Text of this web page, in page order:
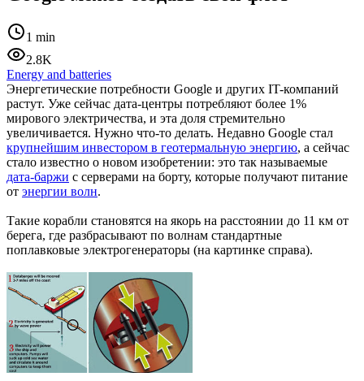
1 min
2.8K
Energy and batteries
Энергетические потребности Google и других IT-компаний
растут. Уже сейчас дата-центры потребляют более 1%
мирового электричества, и эта доля стремительно
увеличивается. Нужно что-то делать. Недавно Google стал
крупнейшим инвестором в геотермальную энергию, а сейчас
стало известно о новом изобретении: это так называемые
дата-баржи с серверами на борту, которые получают питание
от энергии волн.
Такие корабли становятся на якорь на расстоянии до 11 км от
берега, где разбрасывают по волнам стандартные
поплавковые электрогенераторы (на картинке справа).